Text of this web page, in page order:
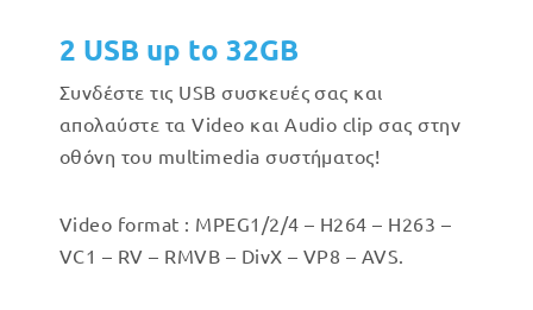
2 USB up to 32GB
Συνδέστε τις USB συσκευές σας και
απολαύστε τα Video και Audio clip σας στην
οθόνη του multimedia συστήματος!
Video format : MPEG1/2/4 – H264 – H263 –
VC1 – RV – RMVB – DivX – VP8 – AVS.